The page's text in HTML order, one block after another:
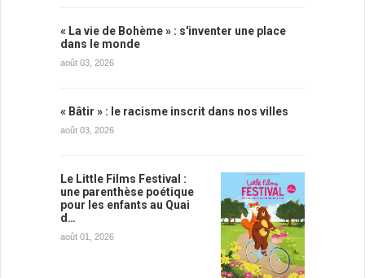
« La vie de Bohème » : s'inventer une place
dans le monde
août 03, 2026
« Bâtir » : le racisme inscrit dans nos villes
août 03, 2026
Le Little Films Festival :
une parenthèse poétique
pour les enfants au Quai
d…
août 01, 2026